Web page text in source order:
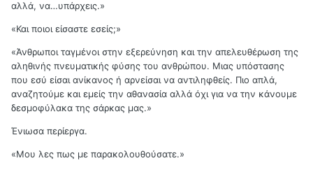
αλλά, να…υπάρχεις.»
«Και ποιοι είσαστε εσείς;»
«Άνθρωποι ταγμένοι στην εξερεύνηση και την απελευθέρωση της
αληθινής πνευματικής φύσης του ανθρώπου. Μιας υπόστασης
που εσύ είσαι ανίκανος ή αρνείσαι να αντιληφθείς. Πιο απλά,
αναζητούμε και εμείς την αθανασία αλλά όχι για να την κάνουμε
δεσμοφύλακα της σάρκας μας.»
Ένιωσα περίεργα.
«Μου λες πως με παρακολουθούσατε.»